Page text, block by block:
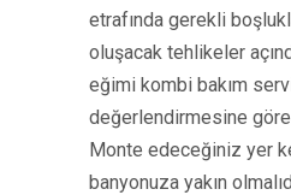
etrafında gerekli
oluşacak tehlikeler
eğimi kombi bakım
değerlendirmesine göre
Monte edeceğiniz yer
banyonuza yakın